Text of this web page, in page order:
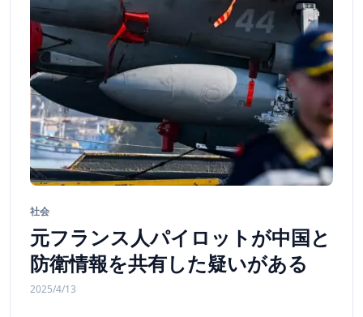
社会
元フランス人パイロットが中国と
防衛情報を共有した疑いがある
2025/4/13